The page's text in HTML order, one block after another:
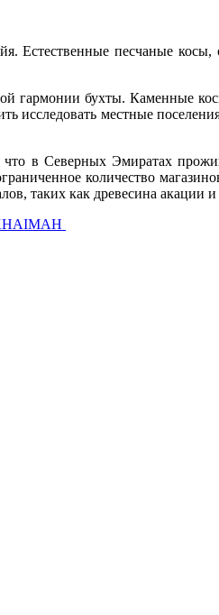
песчаные
бухты. Каменные
исследовать местные
в Северных Эмиратах
количество
таких как древесина акации